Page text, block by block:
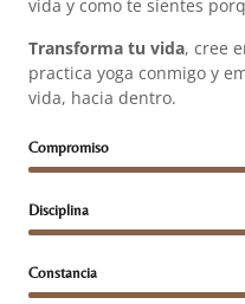
vida y como te sientes
Transforma tu vida, cree
practica yoga conmigo y
vida, hacia dentro.
Compromiso
Disciplina
Constancia